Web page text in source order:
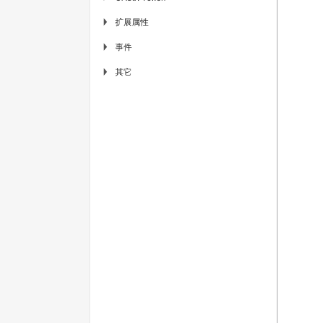
▶ 扩展属性
▶ 事件
▶ 其它